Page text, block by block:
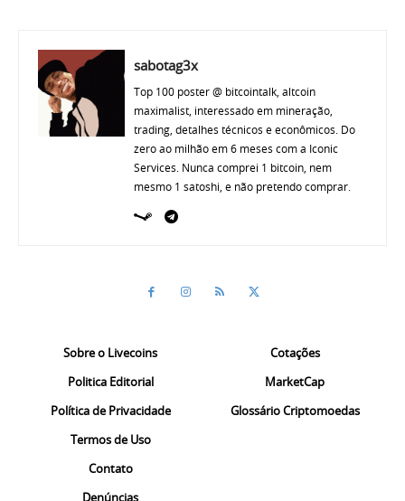
sabotag3x
Top 100 poster @ bitcointalk, altcoin
maximalist, interessado em mineração,
trading, detalhes técnicos e econômicos. Do
zero ao milhão em 6 meses com a Iconic
Services. Nunca comprei 1 bitcoin, nem
mesmo 1 satoshi, e não pretendo comprar.
Sobre o Livecoins
Politica Editorial
Política de Privacidade
Termos de Uso
Contato
Denúncias
Cotações
MarketCap
Glossário Criptomoedas